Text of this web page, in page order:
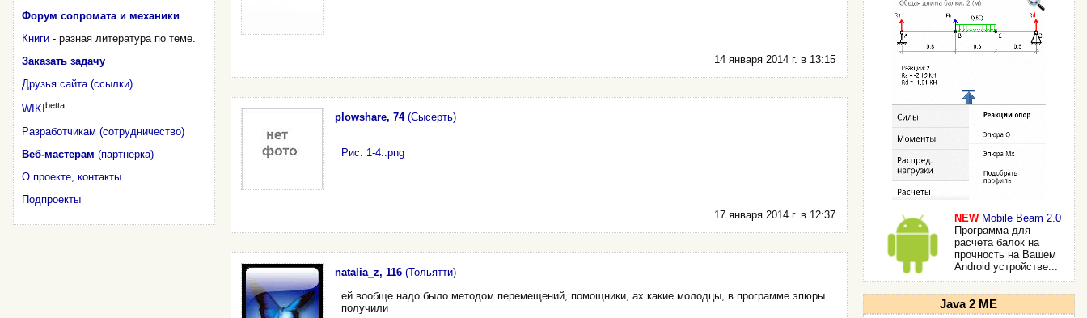
Форум сопромата и механики
Книги- разная литература по теме.
Заказать задачу
Друзья сайта (ссылки)
WIKI betta
Разработчикам (сотрудничество)
Веб-мастерам (партнёрка)
О проекте, контакты
Подпроекты
14 января 2014 г. в 13:15
plowshare, 74(Сысерть)
Рис. 1-4..png
17 января 2014 г. в 12:37
natalia_z, 116(Тольятти)
ей вообще надо было методом перемещений, помощники, ах какие молодцы, в программе эпюры
получили
NEW Mobile Beam 2.0
Программа для
расчета балок на
прочность на Вашем
Android устройстве...
Java 2 ME